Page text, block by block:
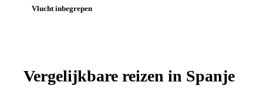
Vlucht inbegrepen
Vergelijkbare reizen in Spanje